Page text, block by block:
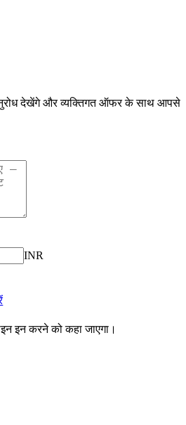
देखेंगे और व्यक्तिगत ऑफर के साथ आपसे
INR
इन करने को कहा जाएगा।